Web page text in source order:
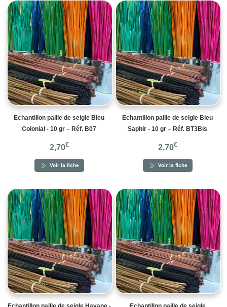
Echantillon paille de seigle Bleu
Colonial - 10 gr – Réf. B07
2,70€
Voir la fiche
Echantillon paille de seigle Bleu
Saphir - 10 gr – Réf. BT3Bis
2,70€
Voir la fiche